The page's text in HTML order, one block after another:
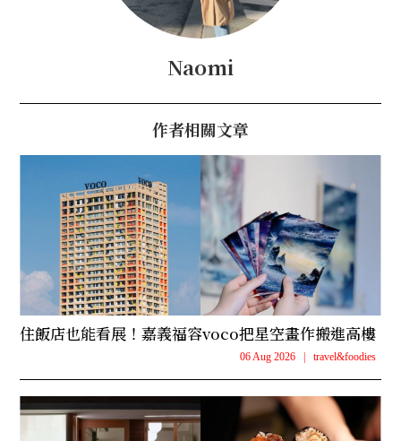
Naomi
作者相關文章
住飯店也能看展！嘉義福容voco把星空畫作搬進高樓
06 Aug 2026 | travel&foodies